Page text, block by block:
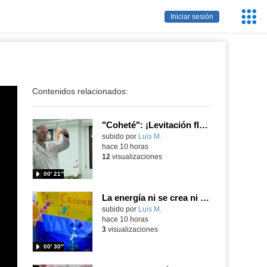
Iniciar sesión
Contenidos relacionados:
"Coheté": ¡Levitación flamígera!
Contenido educativo.
subido por Luis M.
00′ 21″
hace 10 horas
12 visualizaciones
La energía ni se crea ni se destruye... ¡se experimenta! El Tierno en la Feria Madrid es Ciencia 2026
Contenido educativo.
subido por Luis M.
00′ 30″
hace 10 horas
3visualizaciones